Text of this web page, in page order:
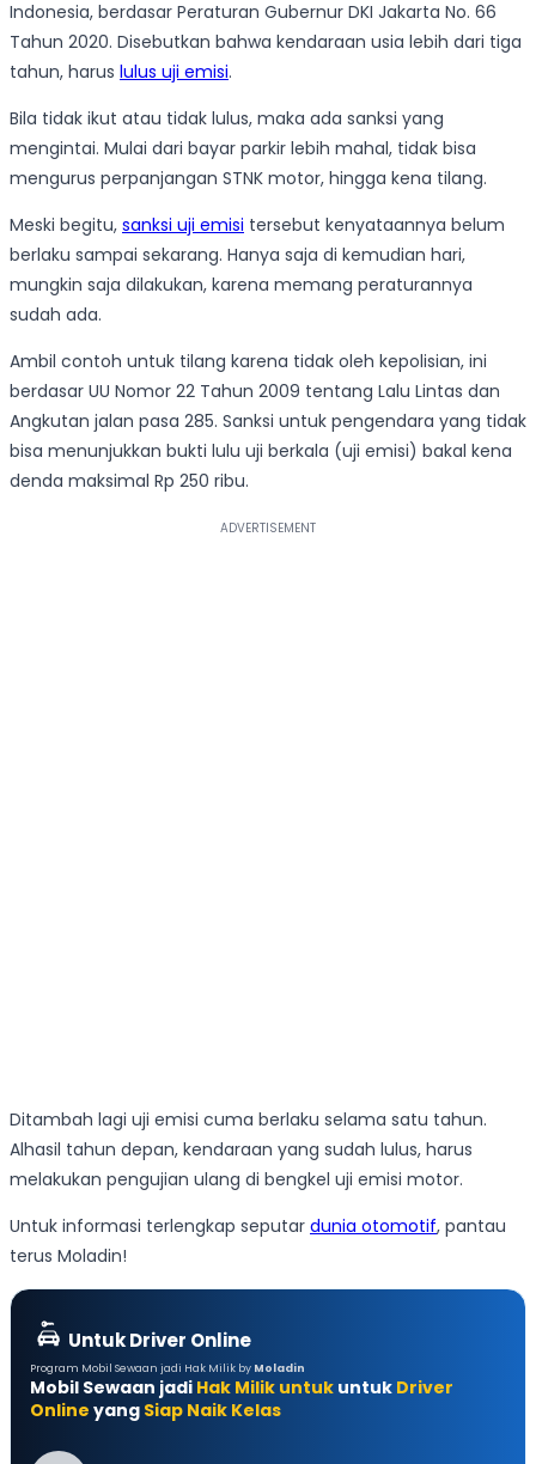
Indonesia, berdasar Peraturan Gubernur DKI Jakarta No. 66
Tahun 2020. Disebutkan bahwa kendaraan usia lebih dari tiga
tahun, harus lulus uji emisi.
Bila tidak ikut atau tidak lulus, maka ada sanksi yang
mengintai. Mulai dari bayar parkir lebih mahal, tidak bisa
mengurus perpanjangan STNK motor, hingga kena tilang.
Meski begitu, sanksi uji emisi tersebut kenyataannya belum
berlaku sampai sekarang. Hanya saja di kemudian hari,
mungkin saja dilakukan, karena memang peraturannya
sudah ada.
Ambil contoh untuk tilang karena tidak oleh kepolisian, ini
berdasar UU Nomor 22 Tahun 2009 tentang Lalu Lintas dan
Angkutan jalan pasa 285. Sanksi untuk pengendara yang tidak
bisa menunjukkan bukti lulu uji berkala (uji emisi) bakal kena
denda maksimal Rp 250 ribu.
Ditambah lagi uji emisi cuma berlaku selama satu tahun.
Alhasil tahun depan, kendaraan yang sudah lulus, harus
melakukan pengujian ulang di bengkel uji emisi motor.
Untuk informasi terlengkap seputar dunia otomotif, pantau
terus Moladin!
Untuk Driver Online
Program Mobil Sewaan jadi Hak Milik by Moladin
Mobil Sewaan jadi Hak Milik untuk untuk Driver
Online yang Siap Naik Kelas